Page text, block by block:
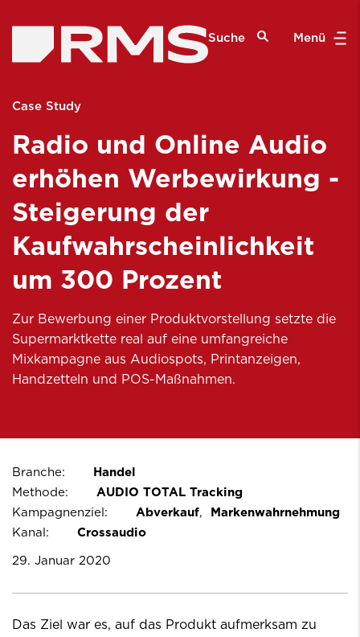
Suche Menü
Case Study
Radio und Online Audio
erhöhen Werbewirkung -
Steigerung der
Kaufwahrscheinlichkeit
um 300 Prozent
Zur Bewerbung einer Produktvorstellung setzte die
Supermarktkette real auf eine umfangreiche
Mixkampagne aus Audiospots, Printanzeigen,
Handzetteln und POS-Maßnahmen.
Branche:
Handel
Methode:
AUDIO TOTAL Tracking
Kampagnenziel:
Abverkauf
Markenwahrnehmung
Kanal:
Crossaudio
29. Januar 2020
Das Ziel war es, auf das Produkt aufmerksam zu